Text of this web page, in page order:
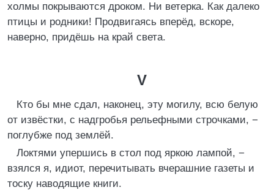
холмы покрываются дроком. Ни ветерка. Как далеко
птицы и родники! Продвигаясь вперёд, вскоре,
наверно, придёшь на край света.
V
Кто бы мне сдал, наконец, эту могилу, всю белую
от извёстки, с надгробья рельефными строчками, −
поглубже под землёй.
Локтями упершись в стол под яркою лампой, −
взялся я, идиот, перечитывать вчерашние газеты и
тоску наводящие книги.